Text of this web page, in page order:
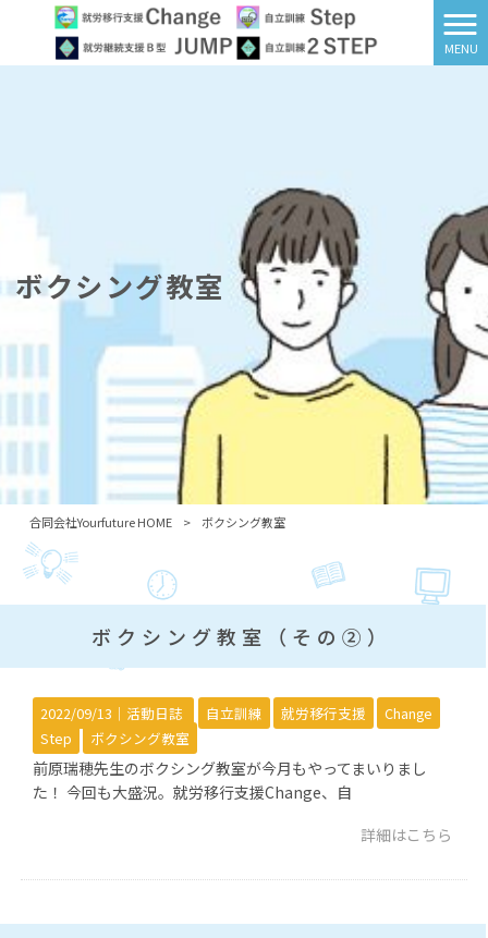
MENU
ボクシング教室
合同会社Yourfuture HOME > ボクシング教室
ボクシング教室（その②）
2022/09/13｜ 活動日誌 自立訓練 就労移行支援
Change
Step
ボクシング教室
前原瑞穂先生のボクシング教室が今月もやってまいりまし
た！ 今回も大盛況。就労移行支援Change、自
詳細はこちら